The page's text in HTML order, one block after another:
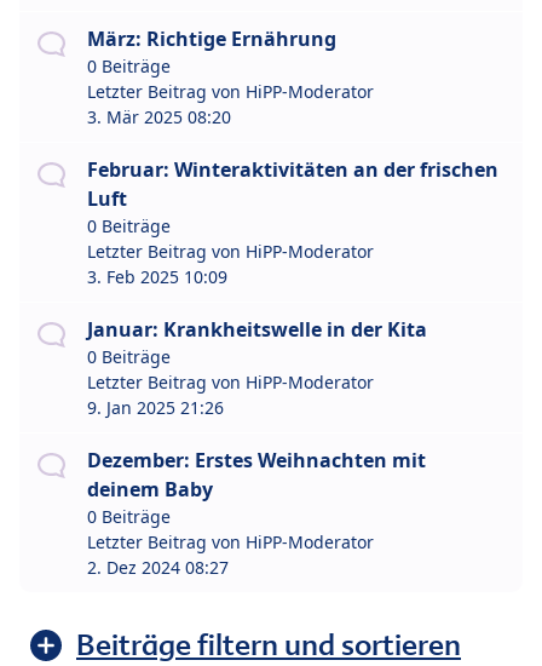
März: Richtige Ernährung
0 Beiträge
Letzter Beitrag von HiPP-Moderator
3. Mär 2025 08:20
Februar: Winteraktivitäten an der frischen
Luft
0 Beiträge
Letzter Beitrag von HiPP-Moderator
3. Feb 2025 10:09
Januar: Krankheitswelle in der Kita
0 Beiträge
Letzter Beitrag von HiPP-Moderator
9. Jan 2025 21:26
Dezember: Erstes Weihnachten mit
deinem Baby
0 Beiträge
Letzter Beitrag von HiPP-Moderator
2. Dez 2024 08:27
Beiträge filtern und sortieren